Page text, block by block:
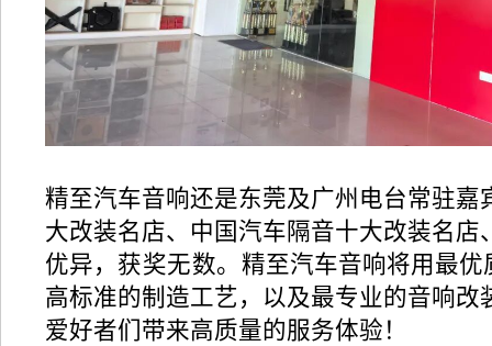
精至汽车音响还是东莞及广州电台常驻嘉
大改装名店、中国汽车隔音十大改装名店
优异， 获奖无数。 精至汽车音响将用最
高标准的制造工艺，以及最专业的音响改
爱好者们带来高质量的服务体验！